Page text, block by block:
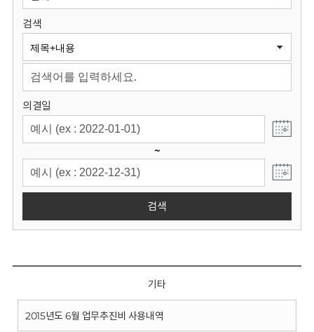
원
회
검색
의결일
~
검색
기타
2015년도 6월 업무추진비 사용내역